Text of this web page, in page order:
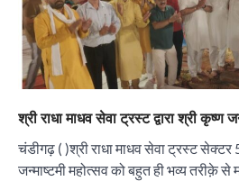
श्री राधा माधव सेवा ट्रस्ट द्वारा श्री कृष्ण
चंडीगढ़ ( )श्री राधा माधव सेवा ट्रस्ट सेक्टर
जन्माष्टमी महोत्सव को बहुत ही भव्य तरीक़े
3
सोलर एनर्जी वेंडर्स
परियोजनाओं की बाधाओं
और एमएनआरई के उच्च
City uday
4
भ्रष्टाचार, तानाशाही और
सबूत : एच.एस. लक्की
City uday